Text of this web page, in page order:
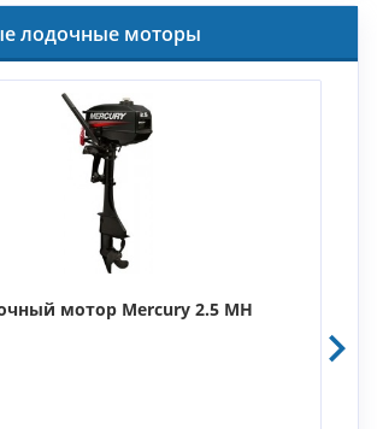
лодочные моторы
мотор Mercury 2.5 MH